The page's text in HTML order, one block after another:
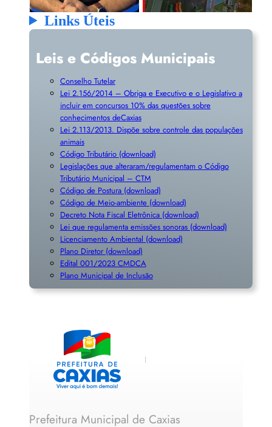
Links Úteis
Leis e Códigos Municipais
Conselho Tutelar
Lei 2.156/2014 – Obriga e Executivo e o Legislativo a
incluir em concursos 10% das questões sobre
conhecimentos deCaxias
Lei 2.113/2013. Dispõe sobre controle das populações
animais
Código Tributário (download)
Legislações que alteraram/regulamentam o Código
Tributário Municipal – CTM
Código de Postura (download)
Código de Meio-ambiente (download)
Decreto Nota Fiscal Eletrônica (download)
Lei que regulamenta emissões sonoras (download)
Licenciamento Ambiental (download)
Plano Diretor (download)
Edital 001/2023 CMDCA
Plano Municipal de Inclusão
Prefeitura Municipal de Caxias